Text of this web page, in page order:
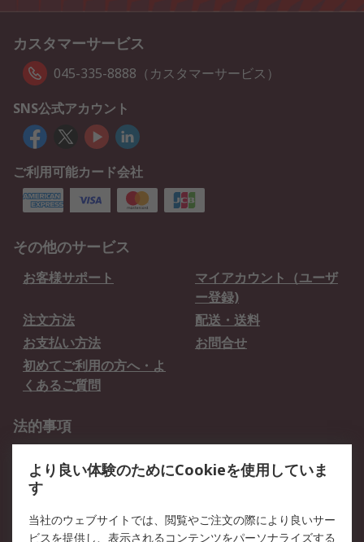
カスタマーサービス
045-335-8888（カスタマーサービス）
SNS公式アカウント
ご利用可能カード会社
その他のサービス
お客様サポート
マイアカウント（ユーザ
ー登録)
注文方法
配送・送料
お支払い方法
お問合せ
初めてご利用の方へ・よ
くあるご質問
法的事項
クッキーポリシー
RSについて
より良い体験のためにCookieを使用していま
す
当社のウェブサイトでは、閲覧やご注文の際により良いサー
ビスを提供し、表示されるコンテンツをパーソナライズする